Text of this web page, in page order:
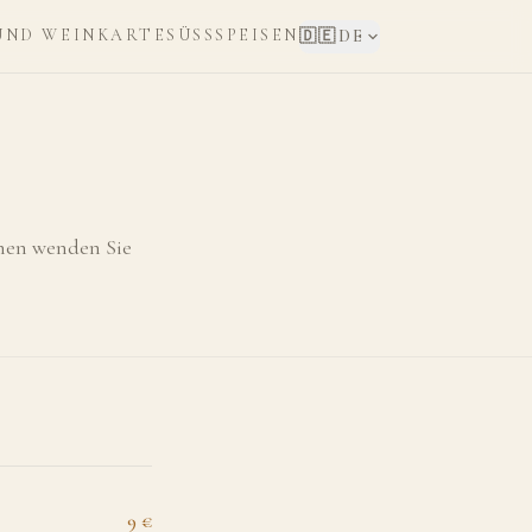
WEINKARTE SÜSSSPEISEN 🇩🇪DE
wenden Sie
9 €